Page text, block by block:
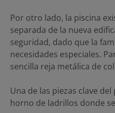
Por otro lado, la piscina
separada de la nueva
seguridad, dado que la
necesidades especiales.
sencilla reja metálica de
Una de las piezas clave
horno de ladrillos donde